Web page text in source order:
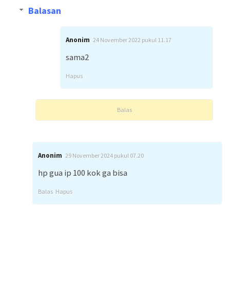
Balasan
Anonim 24 November 2022 pukul 11.17
sama2
Hapus
Balas
Anonim 29 November 2024 pukul 07.20
hp gua ip 100 kok ga bisa
Balas Hapus